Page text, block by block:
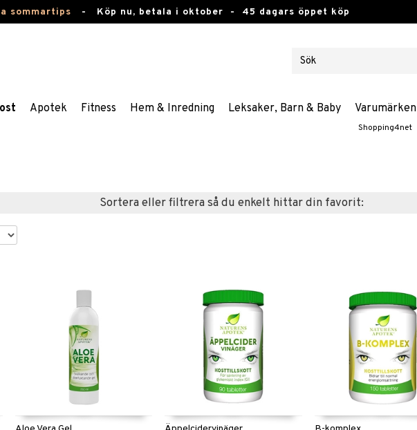
sommartips - Köp nu, betala i oktober - 45 dagars öppet köp
Apotek Fitness Hem & Inredning Leksaker, Barn & Baby Varumärken
Shopping4net
Sortera eller filtrera så du enkelt hittar din favorit: